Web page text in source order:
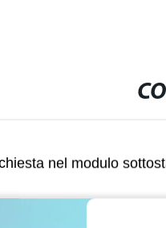
nel modulo